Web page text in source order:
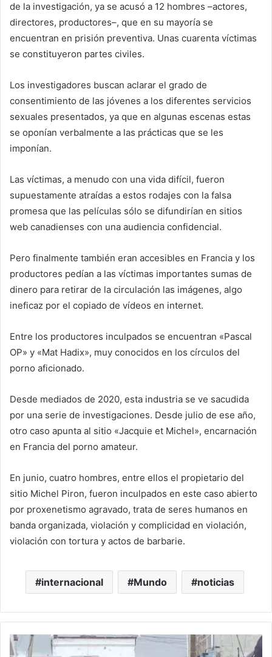
de la investigación, ya se acusó a 12 hombres –actores,
directores, productores–, que en su mayoría se
encuentran en prisión preventiva. Unas cuarenta víctimas
se constituyeron partes civiles.
Los investigadores buscan aclarar el grado de
consentimiento de las jóvenes a los diferentes servicios
sexuales presentados, ya que en algunas escenas estas
se oponían verbalmente a las prácticas que se les
imponían.
Las víctimas, a menudo con una vida difícil, fueron
supuestamente atraídas a estos rodajes con la falsa
promesa que las películas sólo se difundirían en sitios
web canadienses con una audiencia confidencial.
Pero finalmente también eran accesibles en Francia y los
productores pedían a las víctimas importantes sumas de
dinero para retirar de la circulación las imágenes, algo
ineficaz por el copiado de vídeos en internet.
Entre los productores inculpados se encuentran «Pascal
OP» y «Mat Hadix», muy conocidos en los círculos del
porno aficionado.
Desde mediados de 2020, esta industria se ve sacudida
por una serie de investigaciones. Desde julio de ese año,
otro caso apunta al sitio «Jacquie et Michel», encarnación
en Francia del porno amateur.
En junio, cuatro hombres, entre ellos el propietario del
sitio Michel Piron, fueron inculpados en este caso abierto
por proxenetismo agravado, trata de seres humanos en
banda organizada, violación y complicidad en violación,
violación con tortura y actos de barbarie.
internacional Mundo noticias